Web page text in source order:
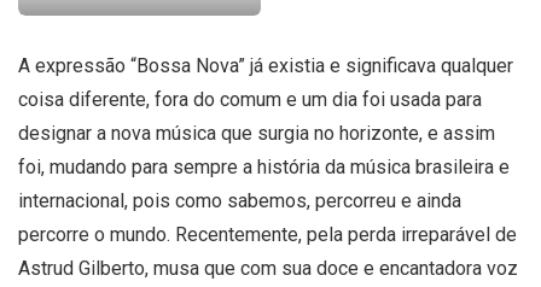
A expressão “Bossa Nova” já existia e significava qualquer
coisa diferente, fora do comum e um dia foi usada para
designar a nova música que surgia no horizonte, e assim
foi, mudando para sempre a história da música brasileira e
internacional, pois como sabemos, percorreu e ainda
percorre o mundo. Recentemente, pela perda irreparável de
Astrud Gilberto, musa que com sua doce e encantadora voz